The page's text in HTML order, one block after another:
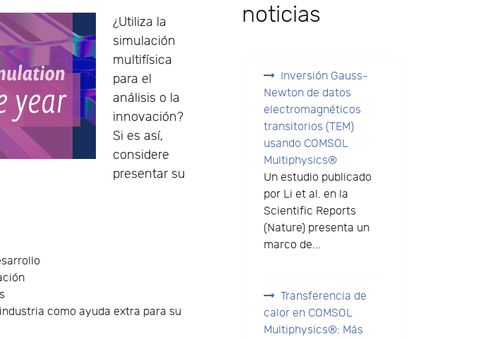
¿Utiliza la
simulación
multifísica
para el
análisis o la
innovación?
Si es así,
considere
presentar su
como ayuda extra para su
noticias
Inversión Gauss-
Newton de datos
electromagnéticos
transitorios (TEM)
usando COMSOL
Multiphysics®
Un estudio publicado
por Li et al. en la
Scientific Reports
(Nature) presenta un
marco de...
Transferencia de
calor en COMSOL
Multiphysics®: Más